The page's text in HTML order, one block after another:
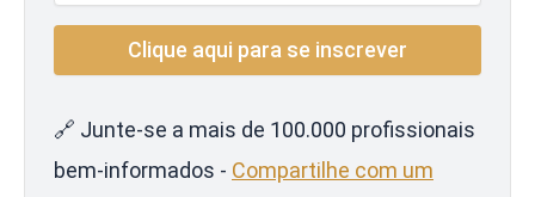
🔗 Junte-se a mais de 100.000 profissionais
bem-informados - Compartilhe com um